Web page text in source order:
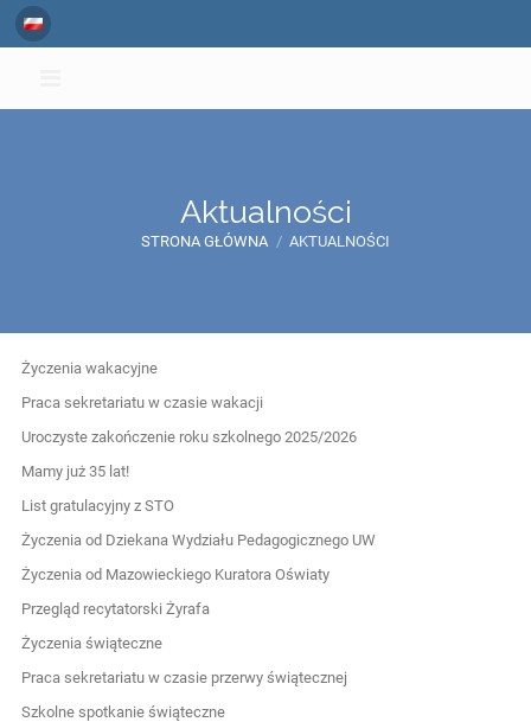
Aktualności
STRONA GŁÓWNA / AKTUALNOŚCI
Aktualności
Życzenia wakacyjne
Praca sekretariatu w czasie wakacji
Uroczyste zakończenie roku szkolnego 2025/2026
Mamy już 35 lat!
List gratulacyjny z STO
Życzenia od Dziekana Wydziału Pedagogicznego UW
Życzenia od Mazowieckiego Kuratora Oświaty
Przegląd recytatorski Żyrafa
Życzenia świąteczne
Praca sekretariatu w czasie przerwy świątecznej
Szkolne spotkanie świąteczne